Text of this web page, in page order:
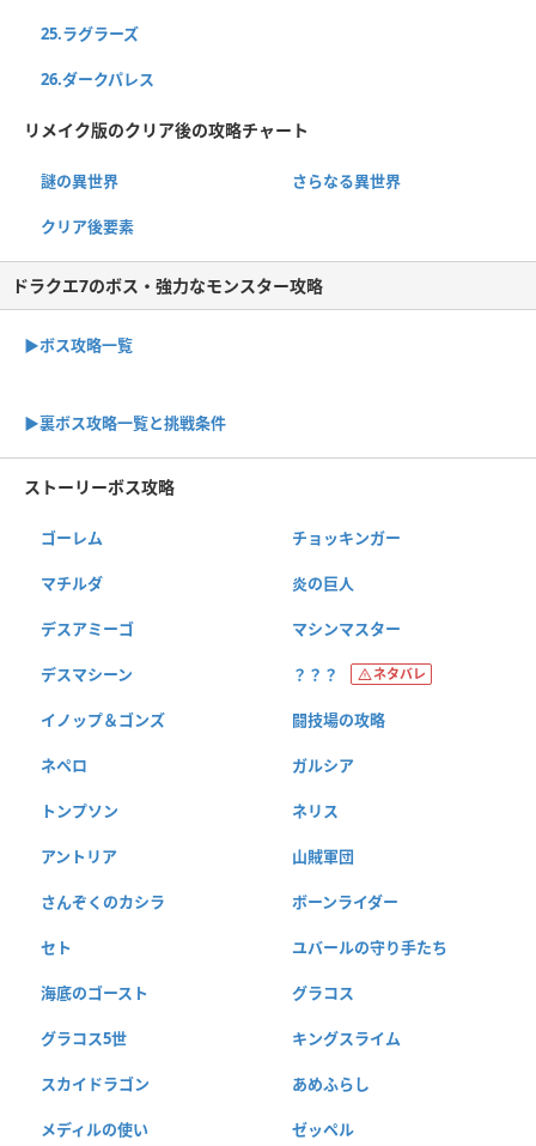
25.ラグラーズ
26.ダークパレス
リメイク版のクリア後の攻略チャート
謎の異世界 さらなる異世界
クリア後要素
ドラクエ7のボス・強力なモンスター攻略
▶ボス攻略一覧
▶裏ボス攻略一覧と挑戦条件
ストーリーボス攻略
ゴーレム チョッキンガー
マチルダ 炎の巨人
デスアミーゴ マシンマスター
デスマシーン ？？？ ネタバレ
イノップ＆ゴンズ 闘技場の攻略
ネペロ ガルシア
トンプソン ネリス
アントリア 山賊軍団
さんぞくのカシラ ボーンライダー
セト ユバールの守り手たち
海底のゴースト グラコス
グラコス5世 キングスライム
スカイドラゴン あめふらし
メディルの使い ゼッペル